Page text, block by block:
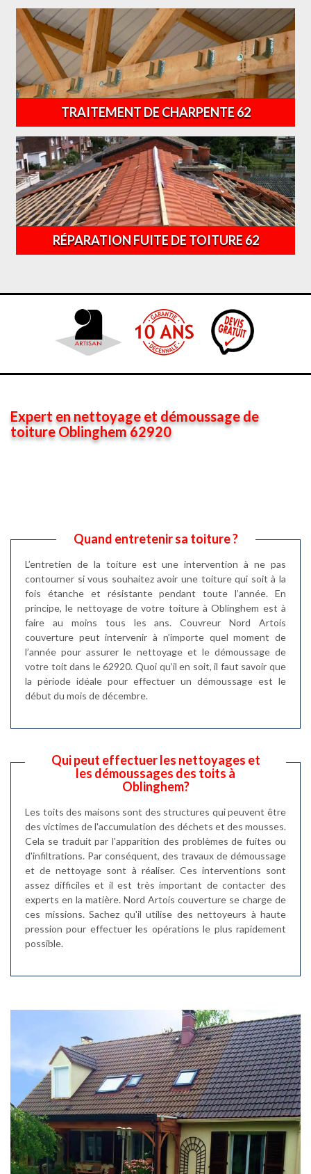
TRAITEMENT DE CHARPENTE 62
RÉPARATION FUITE DE TOITURE 62
Expert en nettoyage et démoussage de
toiture Oblinghem 62920
Quand entretenir sa toiture ?
L’entretien de la toiture est une intervention à ne pas
contourner si vous souhaitez avoir une toiture qui soit à la
fois étanche et résistante pendant toute l’année. En
principe, le nettoyage de votre toiture à Oblinghem est à
faire au moins tous les ans. Couvreur Nord Artois
couverture peut intervenir à n’importe quel moment de
l’année pour assurer le nettoyage et le démoussage de
votre toit dans le 62920. Quoi qu’il en soit, il faut savoir que
la période idéale pour effectuer un démoussage est le
début du mois de décembre.
Qui peut effectuer les nettoyages et
les démoussages des toits à
Oblinghem?
Les toits des maisons sont des structures qui peuvent être
des victimes de l'accumulation des déchets et des mousses.
Cela se traduit par l'apparition des problèmes de fuites ou
d'infiltrations. Par conséquent, des travaux de démoussage
et de nettoyage sont à réaliser. Ces interventions sont
assez difficiles et il est très important de contacter des
experts en la matière. Nord Artois couverture se charge de
ces missions. Sachez qu'il utilise des nettoyeurs à haute
pression pour effectuer les opérations le plus rapidement
possible.